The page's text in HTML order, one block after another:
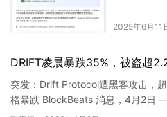
2025年6月11
DRIFT凌晨暴跌35%，被盗超
突发：Drift Protocol遭黑客攻击，
格暴跌 BlockBeats 消息，4月2日
大…